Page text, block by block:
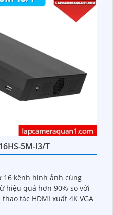
5M-I3/T
16 kênh hình ảnh cùng
hiệu quả hơn 90% so với
tác HDMI xuất 4K VGA